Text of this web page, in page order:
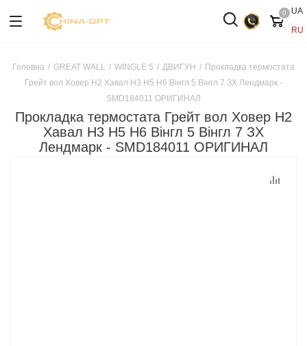
UA
RU
0
Головна / GREAT WALL / WINGLE 5 / ДВИГУН / Прокладка термостата
Грейт вол Ховер H2 Хавал H3 Н5 Н6 Вінгл 5 Вінгл 7 ЗХ Лендмарк -
SMD184011 ОРИГИНАЛ
Прокладка термостата Грейт вол Ховер H2
Хавал H3 Н5 Н6 Вінгл 5 Вінгл 7 ЗХ
Лендмарк - SMD184011 ОРИГИНАЛ